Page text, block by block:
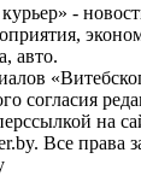
-
авто.
согласия
на
Все права